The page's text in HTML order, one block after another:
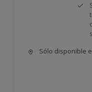
Sólo disponible